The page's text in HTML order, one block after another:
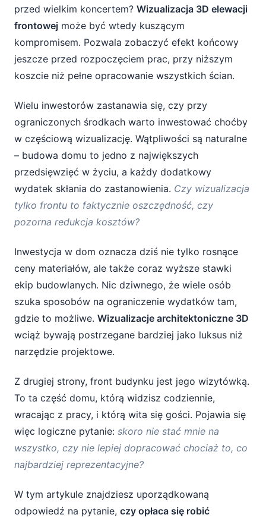
Zalety i wady wizualizacji tylko frontowej
ściany
Zalety wizualizacji tylko frontu
Kiedy wizualizacja tylko frontu to naprawdę
dobry pomysł?
Remont istniejącej elewacji przy niskim
budżecie
Konieczność szybkiego wyboru kluczowych
materiałów
rozwiązań
osobom
Gdy budżet jest minimalny, a wątpliwości
ogromne
samego frontu?
1. Dostarcz jak najwięcej konkretnych
informacji
2. Omów kontekst pozostałych elewacji
3. Poproś o 2–3 warianty kolorystyczne
4. Zwróć uwagę na detale techniczne
przed wielkim koncertem? Wizualizacja 3D elewacji
frontowej może być wtedy kuszącym
kompromisem. Pozwala zobaczyć efekt końcowy
jeszcze przed rozpoczęciem prac, przy niższym
koszcie niż pełne opracowanie wszystkich ścian.
Wielu inwestorów zastanawia się, czy przy
ograniczonych środkach warto inwestować choćby
w częściową wizualizację. Wątpliwości są naturalne
– budowa domu to jedno z największych
przedsięwzięć w życiu, a każdy dodatkowy
wydatek skłania do zastanowienia. Czy wizualizacja
tylko frontu to faktycznie oszczędność, czy
pozorna redukcja kosztów?
Inwestycja w dom oznacza dziś nie tylko rosnące
ceny materiałów, ale także coraz wyższe stawki
ekip budowlanych. Nic dziwnego, że wiele osób
szuka sposobów na ograniczenie wydatków tam,
gdzie to możliwe. Wizualizacje architektoniczne 3D
wciąż bywają postrzegane bardziej jako luksus niż
narzędzie projektowe.
Z drugiej strony, front budynku jest jego wizytówką.
To ta część domu, którą widzisz codziennie,
wracając z pracy, i którą wita się gości. Pojawia się
więc logiczne pytanie: skoro nie stać mnie na
wszystko, czy nie lepiej dopracować chociaż to, co
najbardziej reprezentacyjne?
W tym artykule znajdziesz uporządkowaną
odpowiedź na pytanie, czy opłaca się robić